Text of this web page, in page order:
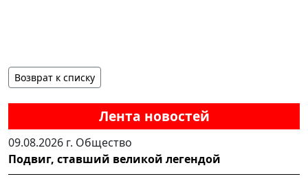
Лента новостей
09.08.2026 г. Общество
Подвиг, ставший великой легендой
Возврат к списку